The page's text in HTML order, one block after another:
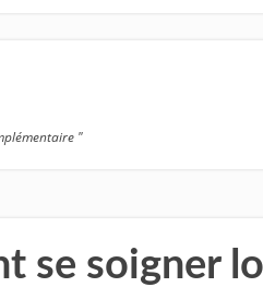
"
se soigner